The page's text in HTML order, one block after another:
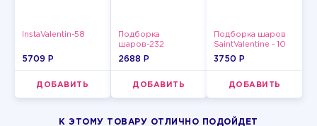
InstaValentin-58
5709 P
ДОБАВИТЬ
Подборка
шаров-232
2688 P
ДОБАВИТЬ
Подборка шаров
SaintValentine - 10
3750 P
ДОБАВИТЬ
К ЭТОМУ ТОВАРУ ОТЛИЧНО ПОДОЙДЕТ